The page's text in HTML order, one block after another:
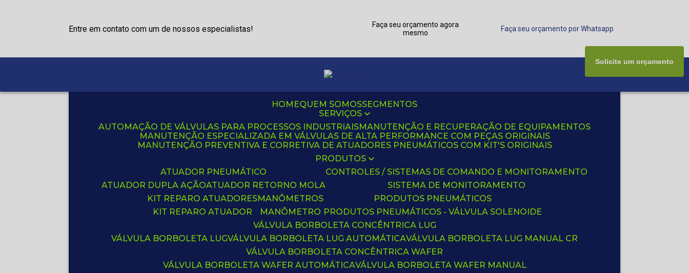
Entre em contato com um de nossos especialistas!
Faça seu orçamento agora
mesmo
Faça seu orçamento por Whatsapp
HOME QUEM SOMOS
SEGMENTOS
SERVIÇOS
AUTOMAÇÃO DE VÁLVULAS PARA PROCESSOS INDUSTRIAIS
MANUTENÇÃO E RECUPERAÇÃO DE EQUIPAMENTOS
MANUTENÇÃO ESPECIALIZADA EM VÁLVULAS DE ALTA PERFORMANCE COM PEÇAS ORIGINAIS
MANUTENÇÃO PREVENTIVA E CORRETIVA DE ATUADORES PNEUMÁTICOS COM KIT'S ORIGINAIS
PRODUTOS
ATUADOR PNEUMÁTICO
ATUADOR DUPLA AÇÃO
ATUADOR RETORNO MOLA
CONTROLES / SISTEMAS DE COMANDO E MONITORAMENTO
SISTEMA DE MONITORAMENTO
KIT REPARO ATUADORES
KIT REPARO ATUADOR
MANÔMETROS
MANÔMETRO
PRODUTOS PNEUMÁTICOS
PRODUTOS PNEUMÁTICOS - VÁLVULA SOLENOIDE
VÁLVULA BORBOLETA CONCÊNTRICA LUG
VÁLVULA BORBOLETA LUG VÁLVULA BORBOLETA LUG AUTOMÁTICA VÁLVULA BORBOLETA LUG MANUAL CR
VÁLVULA BORBOLETA CONCÊNTRICA WAFER
VÁLVULA BORBOLETA WAFER AUTOMÁTICA VÁLVULA BORBOLETA WAFER MANUAL
Solicite um orçamento